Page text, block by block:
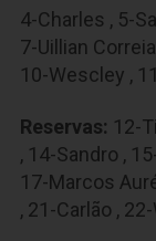
4-Charles , 5-
7-Uillian Correia
10-Wescley ,
Reservas: 12-
, 14-Sandro ,
17-Marcos
, 21-Carlão ,